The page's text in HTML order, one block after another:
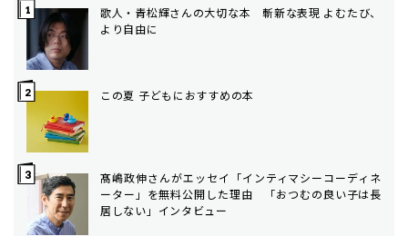
歌人・青松輝さんの大切な本 斬新な表現 よむたび、
より自由に
この夏 子どもにおすすめの本
髙嶋政伸さんがエッセイ「インティマシーコーディネ
ーター」を無料公開した理由 「おつむの良い子は長
居しない」インタビュー